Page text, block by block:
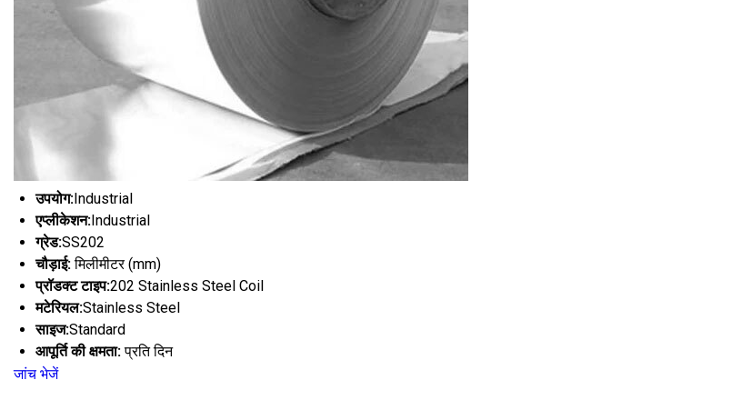
उपयोग:Industrial
एप्लीकेशन:Industrial
ग्रेड:SS202
चौड़ाई:मिलीमीटर (mm)
प्रॉडक्ट टाइप:202 Stainless Steel Coil
मटेरियल:Stainless Steel
साइज:Standard
आपूर्ति की क्षमता:प्रति दिन
जांच भेजें